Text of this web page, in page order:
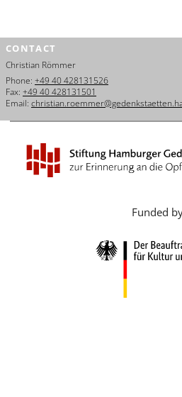
Dansk
Español
Italiano
Nederlands
Português
CONTACT
Christian Römmer
Phone: +49 40 428131526
Fax: +49 40 428131501
Email:
Funded